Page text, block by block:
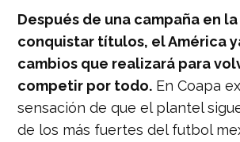
Después de una campaña en
conquistar títulos, el América
cambios que realizará para
competir por todo. En Coapa
sensación de que el plantel
de los más fuertes del futbol